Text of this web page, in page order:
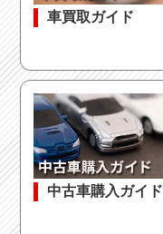
車買取ガイド
中古車購入ガイド